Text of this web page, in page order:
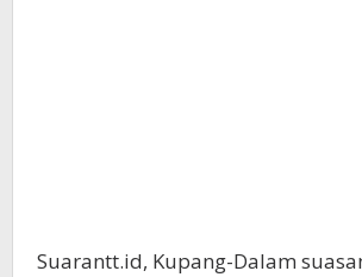
Suarantt.id, Kupang-Dalam